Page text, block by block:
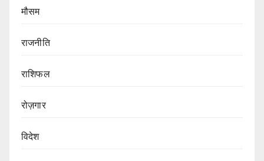
मौसम
राजनीति
राशिफल
रोज़गार
विदेश